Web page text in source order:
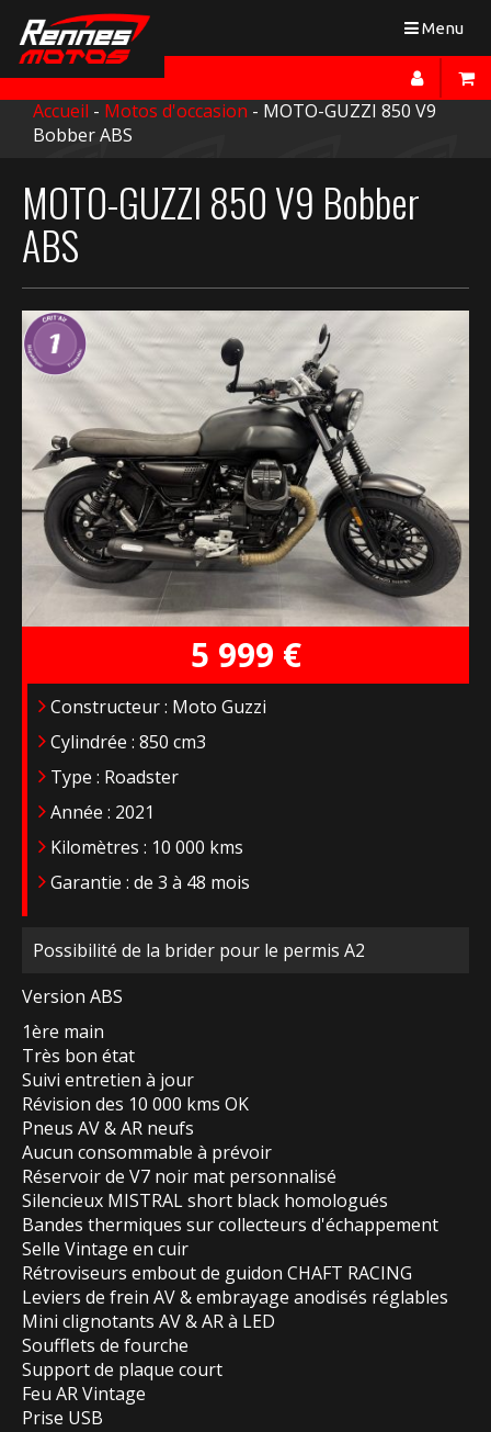
Toggle
Menu
Accueil - Motos d'occasion - MOTO-GUZZI 850 V9
Bobber ABS
MOTO-GUZZI 850 V9 Bobber
ABS
5 999 €
Constructeur : Moto Guzzi
Cylindrée : 850 cm3
Type : Roadster
Année : 2021
Kilomètres : 10 000 kms
Garantie : de 3 à 48 mois
Possibilité de la brider pour le permis A2
Version ABS
1ère main
Très bon état
Suivi entretien à jour
Révision des 10 000 kms OK
Pneus AV & AR neufs
Aucun consommable à prévoir
Réservoir de V7 noir mat personnalisé
Silencieux MISTRAL short black homologués
Bandes thermiques sur collecteurs d'échappement
Selle Vintage en cuir
Rétroviseurs embout de guidon CHAFT RACING
Leviers de frein AV & embrayage anodisés réglables
Mini clignotants AV & AR à LED
Soufflets de fourche
Support de plaque court
Feu AR Vintage
Prise USB